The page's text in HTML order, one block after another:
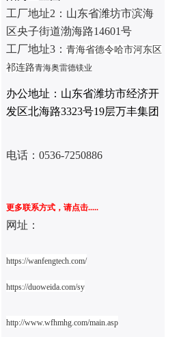
工厂地址2： 山东省潍坊市滨海
区央子街道渤海路14601号
工厂地址3： 青海省德令哈市河东区
祁连路青海奥雷德镁业
办公地址：山东省潍坊市经济开
发区北海路3323号19层万丰集团
电话： 0536-7250886
更多联系方式，请点击.....
网址：
https://wanfengtech.com/
https://duoweida.com/sy
http://www.wfhmhg.com/main.asp